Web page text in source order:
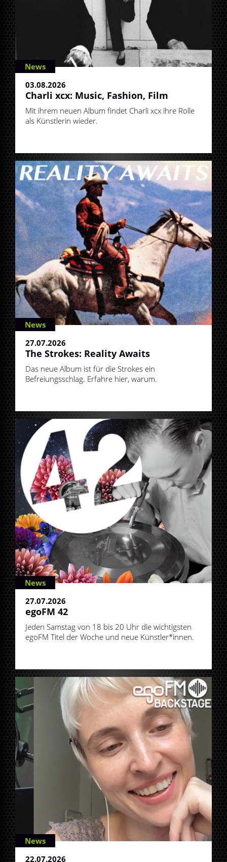
News
03.08.2026
Charli xcx: Music, Fashion, Film
Mit ihrem neuen Album findet Charli xcx ihre Rolle
als Künstlerin wieder.
News
27.07.2026
The Strokes: Reality Awaits
Das neue Album ist für die Strokes ein
Befreiungsschlag. Erfahre hier, warum.
News
27.07.2026
egoFM 42
Jeden Samstag von 18 bis 20 Uhr die wichtigsten
egoFM Titel der Woche und neue Künstler*innen.
News
22.07.2026